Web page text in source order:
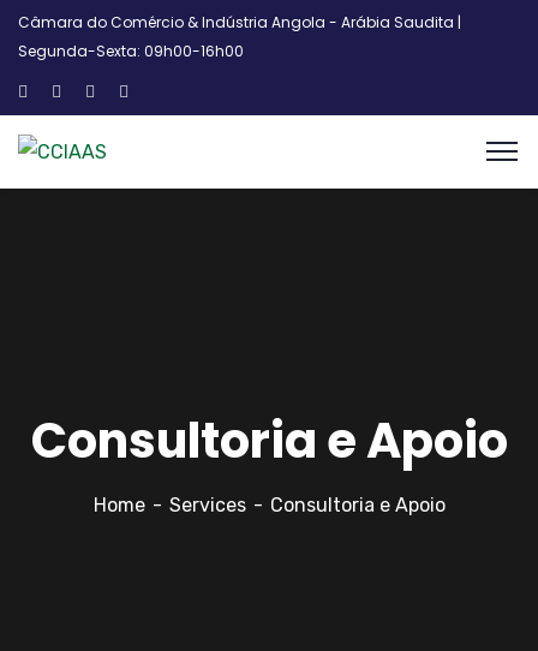
Câmara do Comércio & Indústria Angola - Arábia Saudita |
Segunda-Sexta: 09h00-16h00
Consultoria e Apoio
Home Services Consultoria e Apoio